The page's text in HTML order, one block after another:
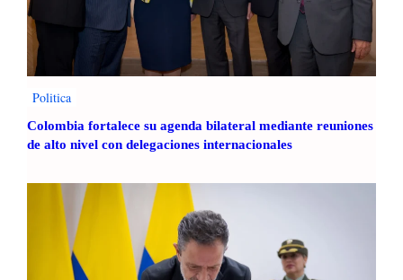
Politica
Colombia fortalece su agenda bilateral mediante reuniones
de alto nivel con delegaciones internacionales